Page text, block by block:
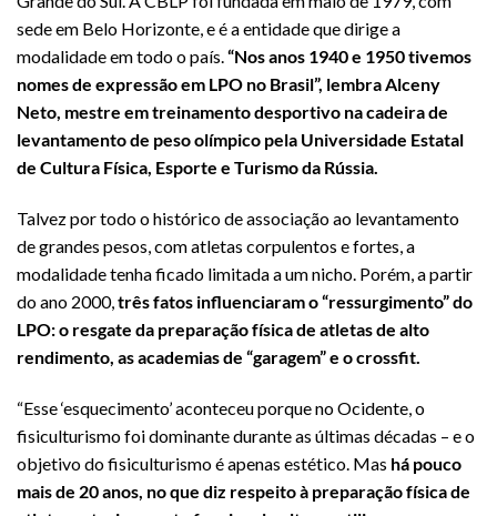
sede em Belo Horizonte, e é a entidade que dirige a
modalidade em todo o país.“Nos anos 1940 e 1950 tivemos
nomes de expressão em LPO no Brasil”, lembra Alceny
Neto, mestre em treinamento desportivo na cadeira de
levantamento de peso olímpico pela Universidade Estatal
de Cultura Física, Esporte e Turismo da Rússia.
Talvez por todo o histórico de associação ao levantamento
de grandes pesos, com atletas corpulentos e fortes, a
modalidade tenha ficado limitada a um nicho. Porém, a partir
do ano 2000,três fatos influenciaram o “ressurgimento” do
LPO: o resgate da preparação física de atletas de alto
rendimento, as academias de “garagem” e o crossfit.
“Esse ‘esquecimento’ aconteceu porque no Ocidente, o
fisiculturismo foi dominante durante as últimas décadas – e o
objetivo do fisiculturismo é apenas estético. Mas há pouco
mais de 20 anos, no que diz respeito à preparação física de